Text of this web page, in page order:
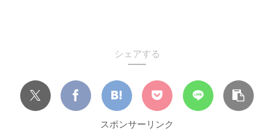
シェアする
スポンサーリンク